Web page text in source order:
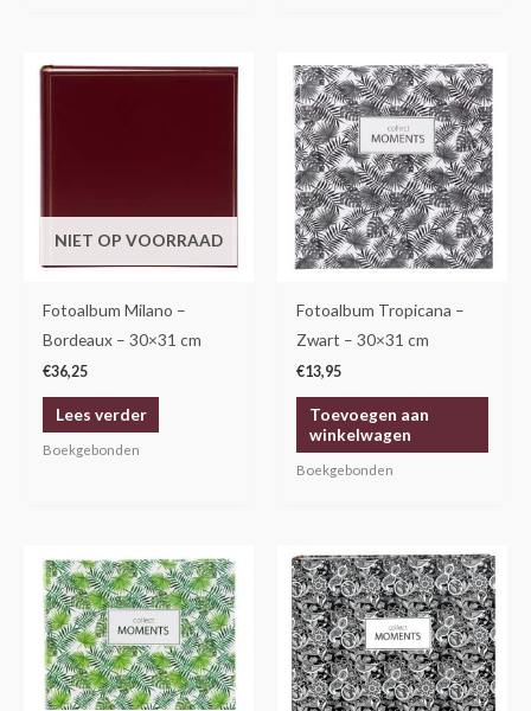
NIET OP VOORRAAD
Fotoalbum Milano –
Bordeaux – 30×31 cm
€36,25
Lees verder
Boekgebonden
Fotoalbum Tropicana –
Zwart – 30×31 cm
€13,95
Toevoegen aan
winkelwagen
Boekgebonden